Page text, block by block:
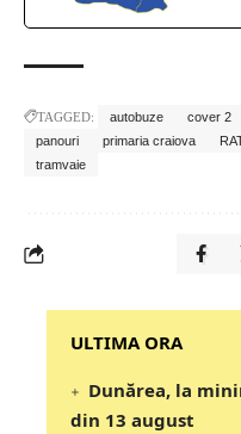
TAGGED: autobuze cover 2
panouri
primaria craiova
tramvaie
‎‎‎‎‎‎‎ULTIMA ORA
Dunărea, la
din 13 august